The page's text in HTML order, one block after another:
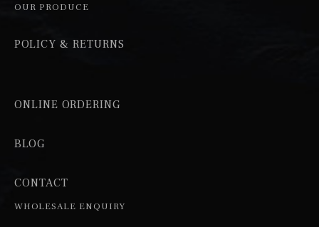
OUR PRODUCE
POLICY & RETURNS
ONLINE ORDERING
BLOG
CONTACT
WHOLESALE ENQUIRY